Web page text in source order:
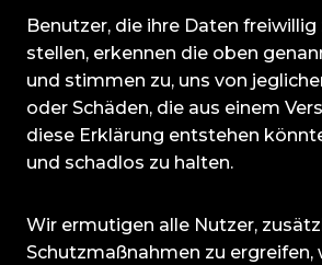
Benutzer, die ihre Daten freiwillig
stellen, erkennen die oben
und stimmen zu, uns von
oder Schäden, die aus einem
diese Erklärung entstehen
und schadlos zu halten.
Wir ermutigen alle Nutzer,
Schutzmaßnahmen zu ergreifen,